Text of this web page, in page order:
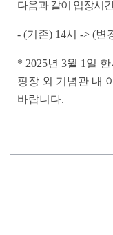
다음과 같이 입장시
- (기존) 14시 -> (변
* 2025년 3월 1일
핑장 외 기념관 내
바랍니다.